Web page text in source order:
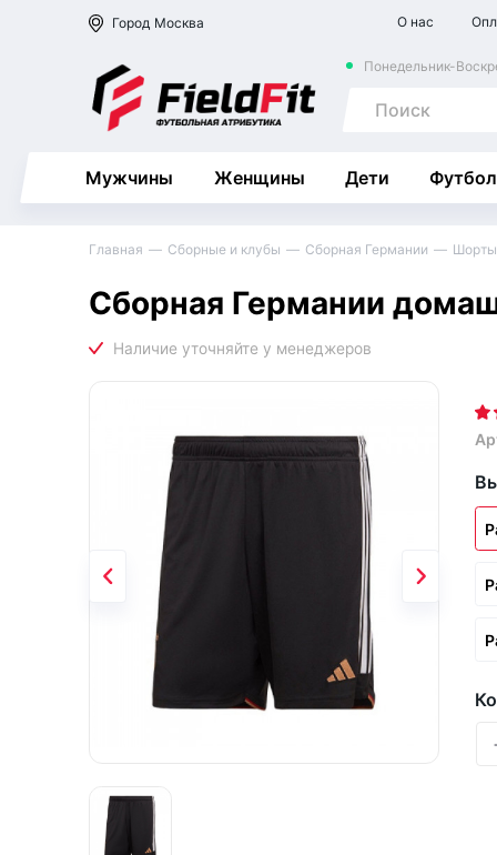
Город Москва О нас
Понедельник-
Мужчины Женщины Дети
Главная Сборные и клубы Сборная Германии Шорты
Сборная Германии